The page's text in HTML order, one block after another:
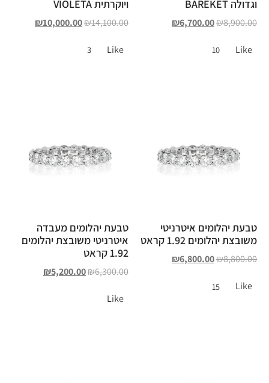
וגדולה BAREKET
₪8,900.00
₪6,700.00
Like
10
ויוקרתית VIOLETA
₪14,100.00
₪10,000.00
Like
3
טבעת יהלומים איטרניטי
משובצת יהלומים 1.92 קראט
₪8,800.00
₪6,800.00
Like
15
טבעת יהלומים מעבדה
איטרניטי משובצת יהלומים
1.92 קראט
₪6,300.00
₪5,200.00
Like